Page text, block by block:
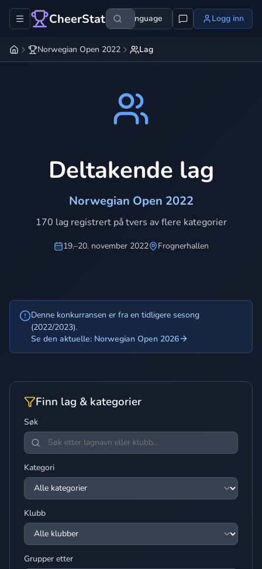
CheerStats Language Logg inn
Norwegian Open 2022 Lag
Deltakende lag
Norwegian Open 2022
170 lag registrert på tvers av flere kategorier
19.–20. november 2022 Frognerhallen
Denne konkurransen er fra en tidligere sesong
(2022/2023).
Se den aktuelle: Norwegian Open 2026
Finn lag & kategorier
Søk
Kategori
Klubb
Grupper etter